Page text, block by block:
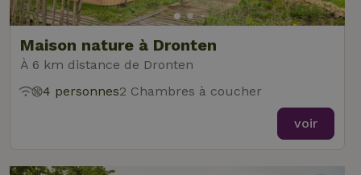
Maison nature à Dronten
À 6 km distance de Dronten
4 personnes2 Chambres à coucher
voir